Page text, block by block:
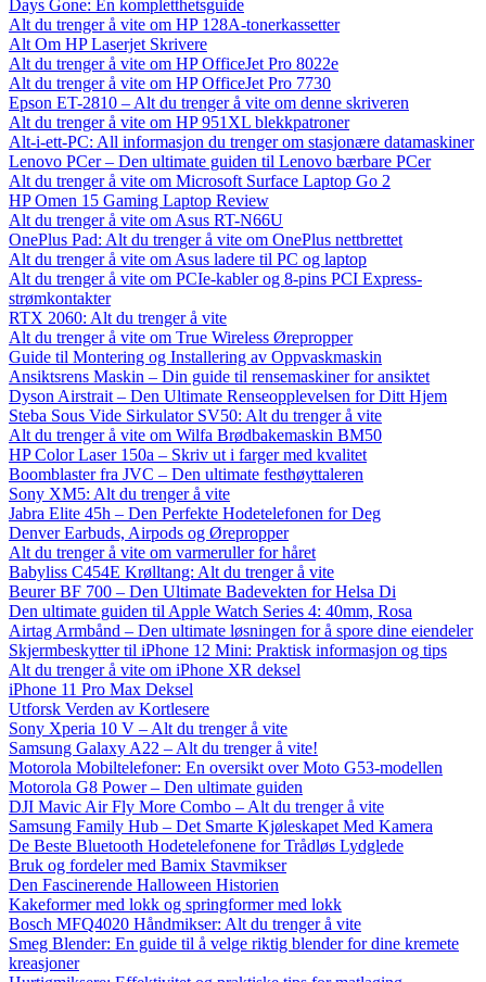
Days Gone: En kompletthetsguide
Alt du trenger å vite om HP 128A-tonerkassetter
Alt Om HP Laserjet Skrivere
Alt du trenger å vite om HP OfficeJet Pro 8022e
Alt du trenger å vite om HP OfficeJet Pro 7730
Epson ET-2810 – Alt du trenger å vite om denne skriveren
Alt du trenger å vite om HP 951XL blekkpatroner
Alt-i-ett-PC: All informasjon du trenger om stasjonære datamaskiner
Lenovo PCer – Den ultimate guiden til Lenovo bærbare PCer
Alt du trenger å vite om Microsoft Surface Laptop Go 2
HP Omen 15 Gaming Laptop Review
Alt du trenger å vite om Asus RT-N66U
OnePlus Pad: Alt du trenger å vite om OnePlus nettbrettet
Alt du trenger å vite om Asus ladere til PC og laptop
Alt du trenger å vite om PCIe-kabler og 8-pins PCI Express-
strømkontakter
RTX 2060: Alt du trenger å vite
Alt du trenger å vite om True Wireless Ørepropper
Guide til Montering og Installering av Oppvaskmaskin
Ansiktsrens Maskin – Din guide til rensemaskiner for ansiktet
Dyson Airstrait – Den Ultimate Renseopplevelsen for Ditt Hjem
Steba Sous Vide Sirkulator SV50: Alt du trenger å vite
Alt du trenger å vite om Wilfa Brødbakemaskin BM50
HP Color Laser 150a – Skriv ut i farger med kvalitet
Boomblaster fra JVC – Den ultimate festhøyttaleren
Sony XM5: Alt du trenger å vite
Jabra Elite 45h – Den Perfekte Hodetelefonen for Deg
Denver Earbuds, Airpods og Ørepropper
Alt du trenger å vite om varmeruller for håret
Babyliss C454E Krølltang: Alt du trenger å vite
Beurer BF 700 – Den Ultimate Badevekten for Helsa Di
Den ultimate guiden til Apple Watch Series 4: 40mm, Rosa
Airtag Armbånd – Den ultimate løsningen for å spore dine eiendeler
Skjermbeskytter til iPhone 12 Mini: Praktisk informasjon og tips
Alt du trenger å vite om iPhone XR deksel
iPhone 11 Pro Max Deksel
Utforsk Verden av Kortlesere
Sony Xperia 10 V – Alt du trenger å vite
Samsung Galaxy A22 – Alt du trenger å vite!
Motorola Mobiltelefoner: En oversikt over Moto G53-modellen
Motorola G8 Power – Den ultimate guiden
DJI Mavic Air Fly More Combo – Alt du trenger å vite
Samsung Family Hub – Det Smarte Kjøleskapet Med Kamera
De Beste Bluetooth Hodetelefonene for Trådløs Lydglede
Bruk og fordeler med Bamix Stavmikser
Den Fascinerende Halloween Historien
Kakeformer med lokk og springformer med lokk
Bosch MFQ4020 Håndmikser: Alt du trenger å vite
Smeg Blender: En guide til å velge riktig blender for dine kremete
kreasjoner